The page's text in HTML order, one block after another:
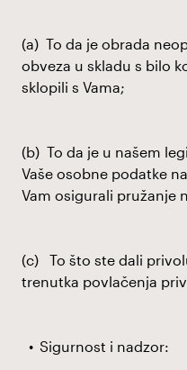
(a) To da je obrada
obveza u skladu s bilo
sklopili s Vama;
(b) To da je u našem
Vaše osobne podatke
Vam osigurali pružanje
(c) To što ste dali
trenutka povlačenja
Sigurnost i nadzor: